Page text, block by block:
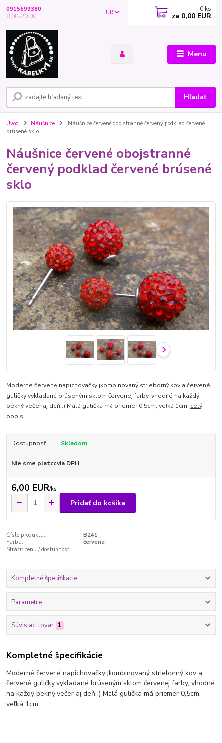
Menu
EUR
Hľadať
0915699380
8.00-20.00
0 ks
za 0,00 EUR
Úvod Náušnice
Náušnice červené obojstranné červený podklad červené
brúsené sklo
Náušnice červené obojstranné
červený podklad červené brúsené
sklo
Moderné červené napichovačky jkombinovaný strieborný kov a červené
guličky vykladané brúseným sklom červenej farby, vhodné na každý
pekný večer aj deň :) Malá gulička má priemer 0,5cm, veľká 1cm. celý
popis
Dostupnosť Skladom
Nie sme platcovia DPH
6,00 EUR/ks
Pridať do košíka
Číslo produktu:
B241
Farba:
červená
Strážiť cenu / dostupnosť
Kompletné špecifikácie
Parametre
Súvisiaci tovar 1
Kompletné špecifikácie
Moderné červené napichovačky jkombinovaný strieborný kov a
červené guličky vykladané brúseným sklom červenej farby, vhodné
na každý pekný večer aj deň :) Malá gulička má priemer 0,5cm,
veľká 1cm.